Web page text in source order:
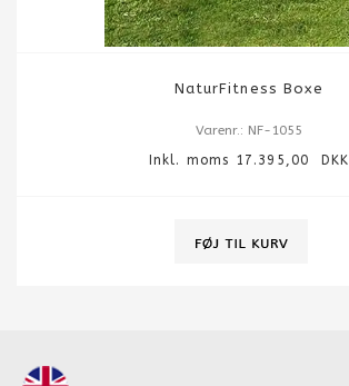
NaturFitness Boxe
Varenr.: NF-1055
Inkl. moms 17.395,00 DKK